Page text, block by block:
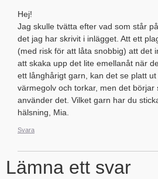
Hej!
Jag skulle tvätta efter vad som står
det jag har skrivit i inlägget. Att ett
(med risk för att låta snobbig) att det
att skaka upp det lite emellanåt när
ett långhårigt garn, kan det se platt
värmegolv och torkar, men det börjar
använder det. Vilket garn har du
hälsning, Mia.
Svara
Lämna ett svar